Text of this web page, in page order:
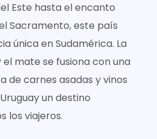
Este hasta el encanto
Sacramento, este país
única en Sudamérica. La
mate se fusiona con una
de carnes asadas y vinos
un destino
los viajeros.